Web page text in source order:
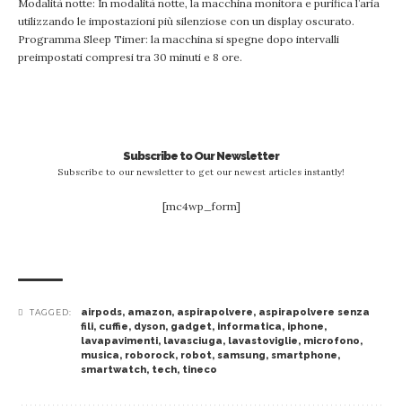
Modalità notte: In modalità notte, la macchina monitora e purifica l’aria
utilizzando le impostazioni più silenziose con un display oscurato.
Programma Sleep Timer: la macchina si spegne dopo intervalli
preimpostati compresi tra 30 minuti e 8 ore.
Subscribe to Our Newsletter
Subscribe to our newsletter to get our newest articles instantly!
[mc4wp_form]
TAGGED: airpods, amazon, aspirapolvere, aspirapolvere senza
fili, cuffie, dyson, gadget, informatica, iphone,
lavapavimenti, lavasciuga, lavastoviglie, microfono,
musica, roborock, robot, samsung, smartphone,
smartwatch, tech, tineco